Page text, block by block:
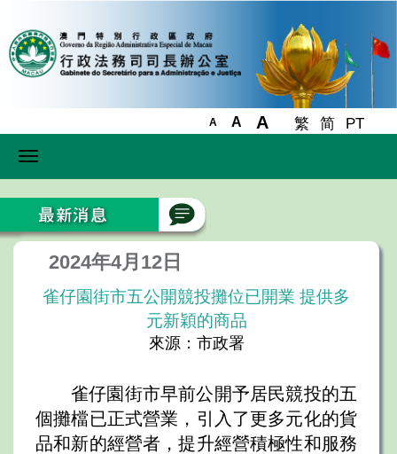
A A A 繁 简 PT
Toggle
2024年4月12日
雀仔園街市五公開競投攤位已開業 提供多
元新穎的商品
來源：市政署
雀仔園街市早前公開予居民競投的五
個攤檔已正式營業，引入了更多元化的貨
品和新的經營者，提升經營積極性和服務